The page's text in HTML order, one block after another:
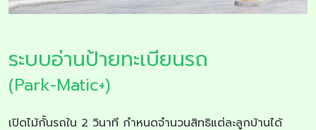
ระบบอ่านป้ายทะเบียนรถ
(Park-Matic+)
เปิดไม้กั้นรถใน 2 วินาที กำหนดจำนวนสิทธิแต่ละลูกบ้านได้